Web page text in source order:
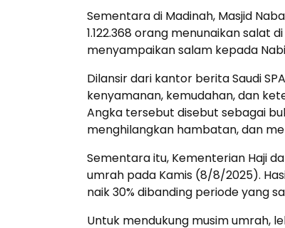
Sementara di Madinah, Masjid
1.122.368 orang menunaikan salat
menyampaikan salam kepada
Dilansir dari kantor berita Saudi
kenyamanan, kemudahan, dan
Angka tersebut disebut sebagai
menghilangkan hambatan, dan
Sementara itu, Kementerian Haji
umrah pada Kamis (8/8/2025).
naik 30% dibanding periode yang
Untuk mendukung musim umrah,